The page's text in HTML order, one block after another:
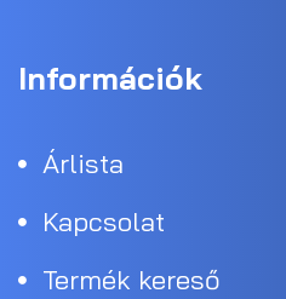
Információk
Árlista
Kapcsolat
Termék kereső